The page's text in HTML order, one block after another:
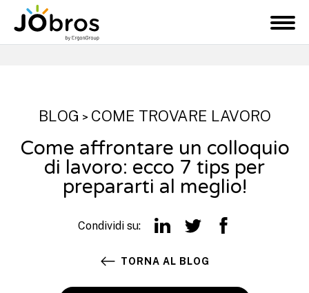
M
e
BLOG > COME TROVARE LAVORO
Come affrontare un colloquio
di lavoro: ecco 7 tips per
prepararti al meglio!
Condividi su:
TORNA AL BLOG